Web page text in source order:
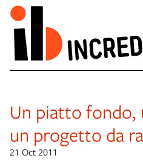
Un piatto fondo,
un progetto da
21 Oct 2011